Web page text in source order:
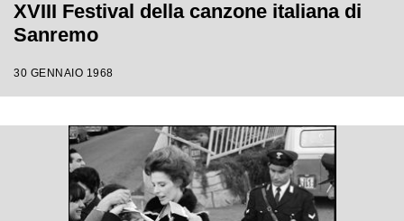
XVIII Festival della canzone italiana di
Sanremo
30 GENNAIO 1968